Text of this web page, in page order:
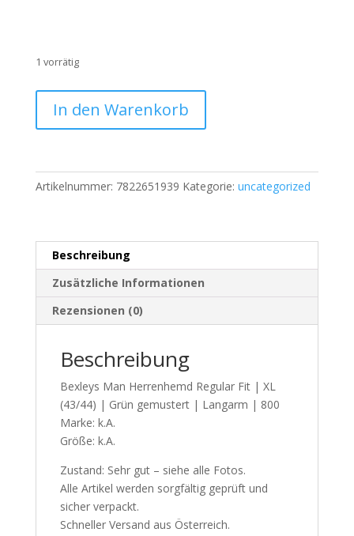
1 vorrätig
Man
Herrenhemd
Fit
|
|
Grün
gemustert
|
Langarm
Menge
In den Warenkorb
Artikelnummer: 7822651939 Kategorie: uncategorized
Beschreibung
Zusätzliche Informationen
Rezensionen (0)
Beschreibung
Bexleys Man Herrenhemd Regular Fit | XL
(43/44) | Grün gemustert | Langarm | 800
Marke: k.A.
Größe: k.A.
Zustand: Sehr gut – siehe alle Fotos.
Alle Artikel werden sorgfältig geprüft und
sicher verpackt.
Schneller Versand aus Österreich.